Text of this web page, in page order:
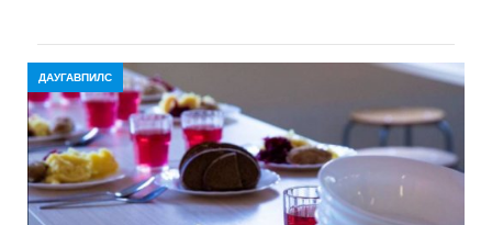
ДАУГАВПИЛС